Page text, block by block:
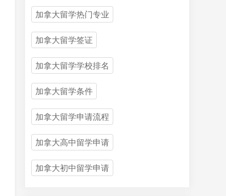
加拿大留学热门专业
加拿大留学签证
加拿大留学学校排名
加拿大留学条件
加拿大留学申请流程
加拿大高中留学申请
加拿大初中留学申请